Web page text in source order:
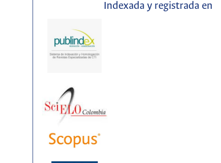
Indexada y registrada en